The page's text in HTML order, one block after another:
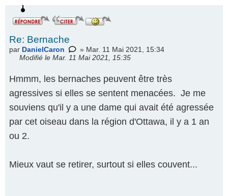
Re: Bernache
par DanielCaron
» Mar. 11 Mai 2021, 15:34
Modifié le Mar. 11 Mai 2021, 15:35
Hmmm, les bernaches peuvent être très
agressives si elles se sentent menacées. Je me
souviens qu'il y a une dame qui avait été agressée
par cet oiseau dans la région d'Ottawa, il y a 1 an
ou 2.
Mieux vaut se retirer, surtout si elles couvent...